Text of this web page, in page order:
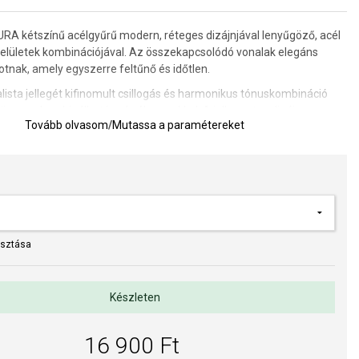
kétszínű acélgyűrű modern, réteges dizájnjával lenyűgöző, acél
kombinációjával. Az összekapcsolódó vonalak elegáns
amely egyszerre feltűnő és időtlen.
jellegét kifinomult csillogás és harmonikus tónuskombináció
mind a mindennapi viseletben, mind az elegánsabb
részletekkel rendelkező ékszereket.
Tovább olvasom/Mutassa a paramétereket
Készleten
16 900 Ft